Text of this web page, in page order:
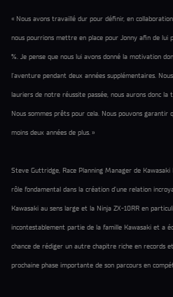
« Nous avons travaillé dur pour définir, en
nous pourrions mettre en place pour Jonny afin de lui
%. Je pense que nous lui avons donné la motivation
l’aventure pendant deux années supplémentaires.
lauriers de notre réussite passée, nous aurons donc
Nous sommes prêts pour cela. Nous pouvons garantir
moins deux années de plus. »
Steve Guttridge, Race Planning Manager de
rôle fondamental dans la création d’une relation
Kawasaki au sens large et la Ninja ZX-10RR en
incontestablement partie de la famille Kawasaki et a
chance de rédiger un autre chapitre riche en records
prochaine phase importante de son parcours en